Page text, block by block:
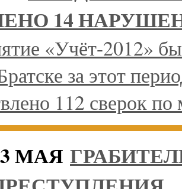
14
«Учёт-2012»
за этот
112 сверок
МАЯ